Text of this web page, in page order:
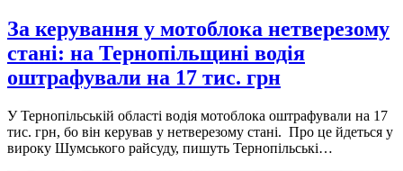
За керування у мотоблока нетверезому
стані: на Тернопільщині водія
оштрафували на 17 тис. грн
У Тернопiльськiй областi водiя мотоблока оштрафували на 17
тис. грн, бо вiн керував у нетверезому станi. Про це йдеться у
вироку Шумського райсуду, пишуть Тернопiльськi…